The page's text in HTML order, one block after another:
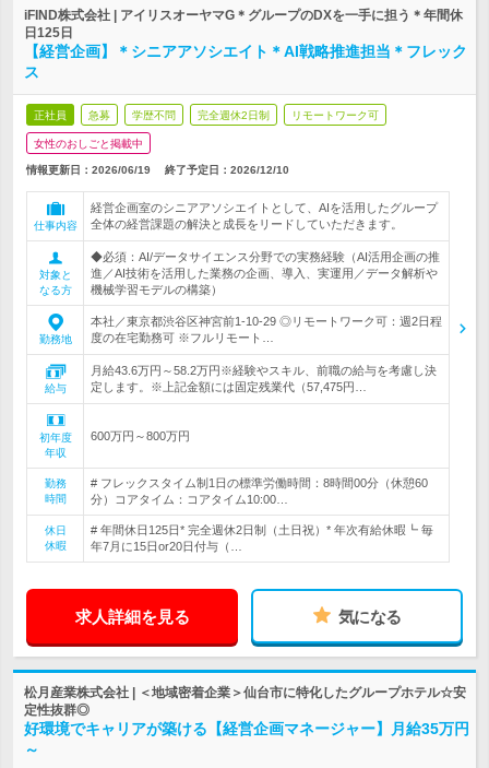
iFIND株式会社 | アイリスオーヤマG＊グループのDXを一手に担う＊年間休
日125日
【経営企画】＊シニアアソシエイト＊AI戦略推進担当＊フレック
ス
正社員 急募 学歴不問 完全週休2日制 リモートワーク可
女性のおしごと掲載中
情報更新日：2026/06/19 終了予定日： 2026/12/10
仕事内容
経営企画室のシニアアソシエイトとして、AIを活用したグループ
全体の経営課題の解決と成長をリードしていただきます。
対象と
なる方
◆必須：AI/データサイエンス分野での実務経験（AI活用企画の推
進／AI技術を活用した業務の企画、導入、実運用／データ解析や
機械学習モデルの構築）
勤務地
本社／東京都渋谷区神宮前1-10-29 ◎リモートワーク可：週2日程
度の在宅勤務可 ※フルリモート…
給与
月給43.6万円～58.2万円※経験やスキル、前職の給与を考慮し決
定します。※上記金額には固定残業代（57,475円…
初年度
年収
600万円～800万円
勤務
時間
# フレックスタイム制1日の標準労働時間：8時間00分（休憩60
分）コアタイム：コアタイム10:00…
休日
休暇
# 年間休日125日* 完全週休2日制（土日祝）* 年次有給休暇┗ 毎
年7月に15日or20日付与（…
求人詳細を見る 気になる
松月産業株式会社 | ＜地域密着企業＞仙台市に特化したグループホテル☆安
定性抜群◎
好環境でキャリアが築ける【経営企画マネージャー】月給35万円
～